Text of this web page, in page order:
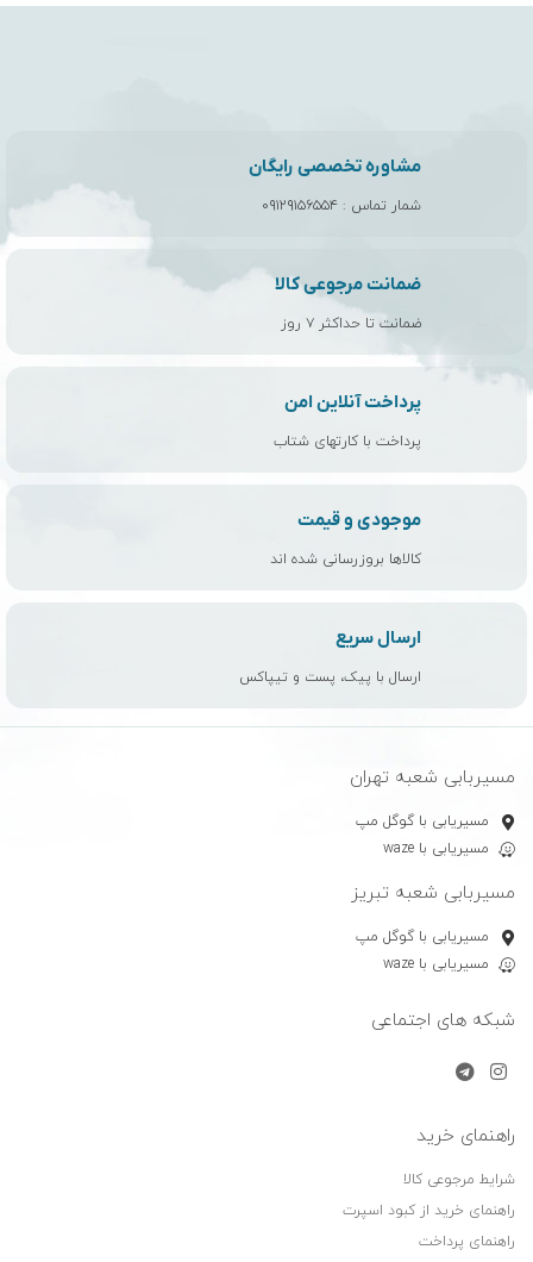
مشاوره تخصصی رایگان
شمار تماس : ۰۹۱۲۹۱۵۶۵۵۴
ضمانت مرجوعی کالا
ضمانت تا حداکثر ۷ روز
پرداخت آنلاین امن
پرداخت با کارتهای شتاب
موجودی و قیمت
کالاها بروزرسانی شده اند
ارسال سریع
ارسال با پیک، پست و تیپاکس
مسیربابی شعبه تهران
مسیریابی با گوگل مپ
مسیریابی با waze
مسیربابی شعبه تبریز
مسیریابی با گوگل مپ
مسیریابی با waze
شبکه های اجتماعی
راهنمای خرید
شرایط مرجوعی کالا
راهنمای خرید از کبود اسپرت
راهنمای پرداخت